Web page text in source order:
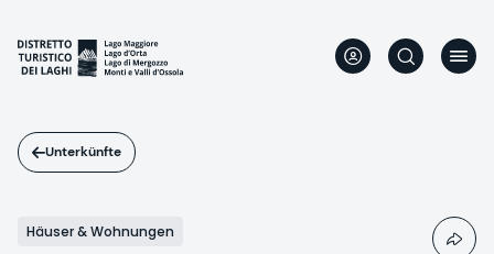
Inhalt
Unterkünfte
Häuser & Wohnungen